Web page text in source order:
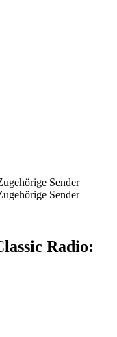
Sender
Sender
Radio: